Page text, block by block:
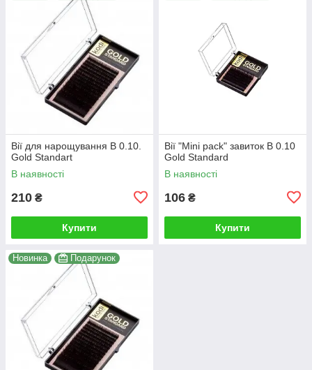
Вії для нарощування B 0.10.
Gold Standart
В наявності
210 ₴
Купити
Вії "Mini pack" завиток В 0.10
Gold Standard
В наявності
106 ₴
Купити
Новинка Подарунок